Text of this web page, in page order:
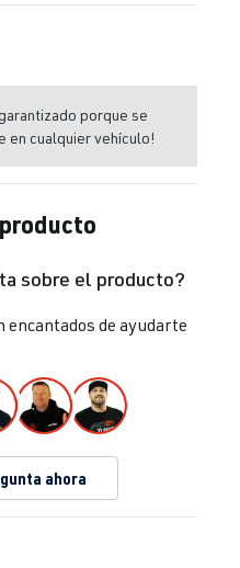
porque se
en cualquier vehículo!
sobre el producto?
de ayudarte
ahora